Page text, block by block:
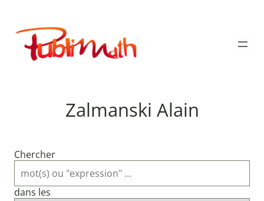
contenu
Publimath
Zalmanski Alain
Chercher
dans les